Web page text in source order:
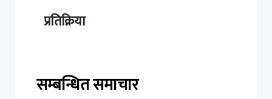
प्रतिक्रिया
सम्बन्धित समाचार